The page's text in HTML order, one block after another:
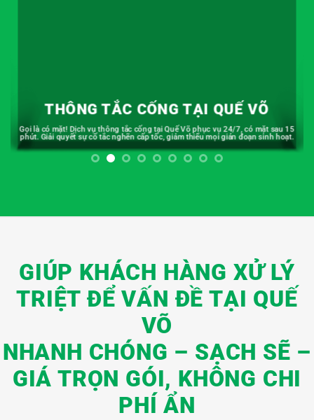
THÔNG TẮC CỐNG TẠI QUẾ VÕ
Gọi là có mặt! Dịch vụ thông tắc cống tại Quế Võ phục vụ 24/7, có mặt sau 15
phút. Giải quyết sự cố tắc nghẽn cấp tốc, giảm thiểu mọi gián đoạn sinh hoạt.
GIÚP KHÁCH HÀNG XỬ LÝ
TRIỆT ĐỂ VẤN ĐỀ TẠI QUẾ
VÕ
NHANH CHÓNG – SẠCH SẼ –
GIÁ TRỌN GÓI, KHÔNG CHI
PHÍ ẨN